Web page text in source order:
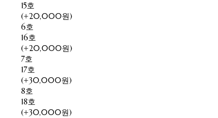
15호
(+20,000원)
6호
16호
(+20,000원)
7호
17호
(+30,000원)
8호
18호
(+30,000원)